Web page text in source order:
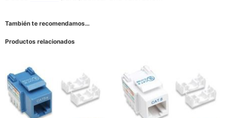
También te recomendamos…
Productos relacionados